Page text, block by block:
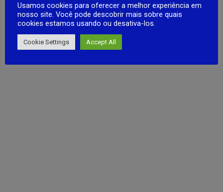
famoso jogo Rust, onde vc pode contsreui sua casa coletar
recursos e fazer diversos equipamentos para sobreviver. O
jogo conta com o Modo Multiplayer com diversas salas …
FULL ARTICLE
Usamos cookies para oferecer a melhor experiência em
nosso site. Você pode descobrir mais sobre quais
cookies estamos usando ou desativa-los.
Cookie Settings Accept All